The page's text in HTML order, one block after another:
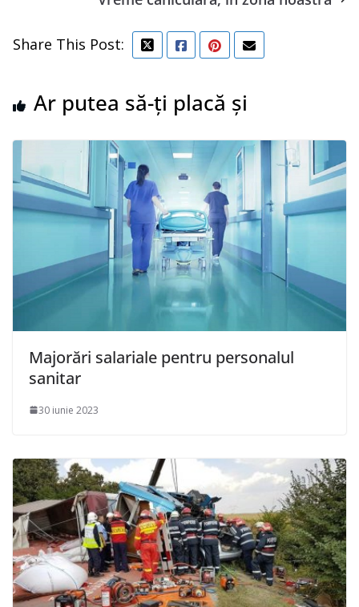
Share This Post:
Ar putea să-ți placă și
Majorări salariale pentru personalul
sanitar
30 iunie 2023